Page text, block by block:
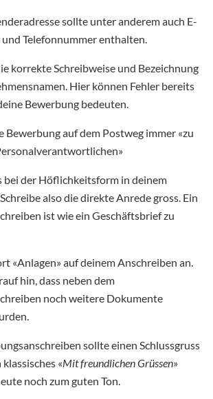
sollte unter anderem auch E-
Telefonnummer enthalten.
korrekte Schreibweise und Bezeichnung
Hier können Fehler bereits
Bewerbung bedeuten.
Bewerbung auf dem Postweg immer «zu
bei der Höflichkeitsform in deinem
also die direkte Anrede gross. Ein
ist wie ein Geschäftsbrief zu
«Anlagen» auf deinem Anschreiben an.
hin, dass neben dem
noch weitere Dokumente
sollte einen Schlussgruss
«Mit freundlichen Grüssen»
noch zum guten Ton.